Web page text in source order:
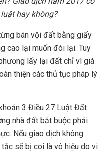
hay không?
bán vội đất bằng giấy
cao lại muốn đòi lại. Tuy
lấy lại đất chỉ vì giá
thiện các thủ tục pháp lý
3 Điều 27 Luật Đất
nhà đất bắt buộc phải
Nếu giao dịch không
tắc sẽ bị coi là vô hiệu do vi